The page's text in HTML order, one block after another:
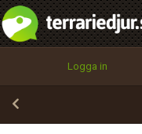
Logga in
integritetspolicy
Namn:
Epost:
Begär nytt lösenord